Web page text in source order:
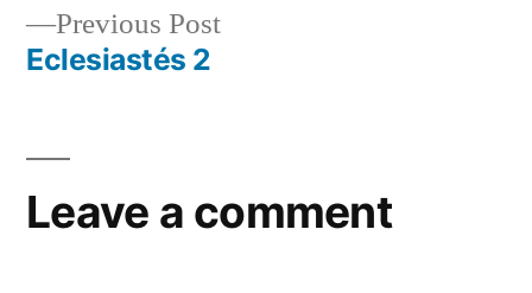
navigation
Previous PostPrevious
Eclesiastés 2
Leave a comment